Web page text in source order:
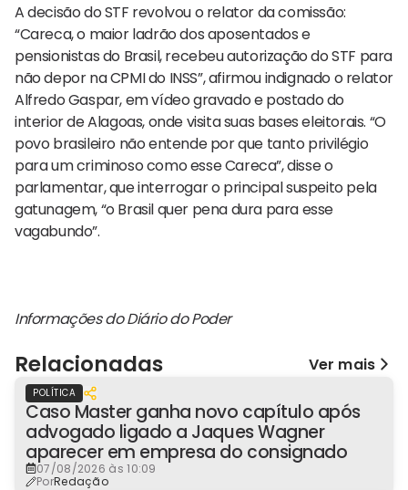
A decisão do STF revolvou o relator da comissão:
“Careca, o maior ladrão dos aposentados e
pensionistas do Brasil, recebeu autorização do STF para
não depor na CPMI do INSS”, afirmou indignado o relator
Alfredo Gaspar, em vídeo gravado e postado do
interior de Alagoas, onde visita suas bases eleitorais. “O
povo brasileiro não entende por que tanto privilégio
para um criminoso como esse Careca”, disse o
parlamentar, que interrogar o principal suspeito pela
gatunagem, “o Brasil quer pena dura para esse
vagabundo”.
Informações do Diário do Poder
Relacionadas Ver mais
POLÍTICA
Caso Master ganha novo capítulo após
advogado ligado a Jaques Wagner
aparecer em empresa do consignado
07/08/2026 às 10:09
PorRedação